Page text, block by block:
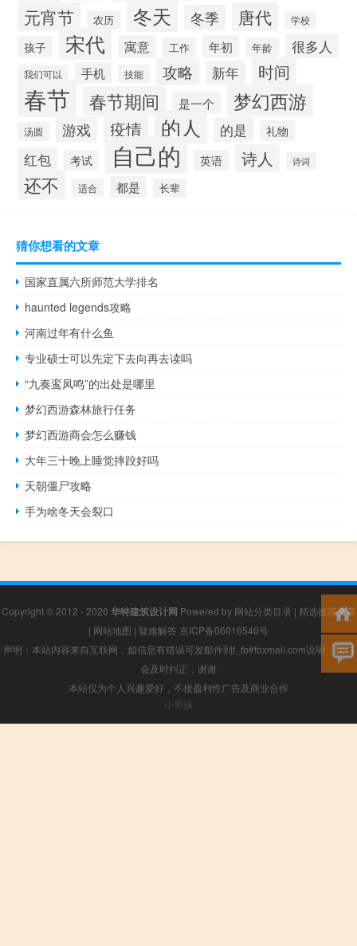
元宵节 农历 冬天 冬季 唐代 学校
孩子 宋代 寓意 工作 年初 年龄 很多人
我们可以 手机 技能 攻略 新年 时间
春节 春节期间 是一个 梦幻西游
汤圆 游戏 疫情 的人 的是 礼物
红包 考试 自己的 英语 诗人 诗词
还不 适合 都是 长辈
猜你想看的文章
国家直属六所师范大学排名
haunted legends攻略
河南过年有什么鱼
专业硕士可以先定下去向再去读吗
“九奏鸾凤鸣”的出处是哪里
梦幻西游森林旅行任务
梦幻西游商会怎么赚钱
大年三十晚上睡觉摔跤好吗
天朝僵尸攻略
手为啥冬天会裂口
Copyright © 2012 - 2026 华特建筑设计网 Powered by 网站分类目录 | 精选推荐文章
| 网站地图 | 疑难解答 京ICP备06016540号
声明：本站内容来自互联网，如信息有错误可发邮件到f_fb#foxmail.com说明，我们
会及时纠正，谢谢
本站仅为个人兴趣爱好，不接盈利性广告及商业合作
小男孩